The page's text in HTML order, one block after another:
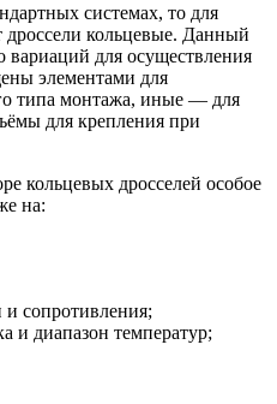
системах, то для
дроссели кольцевые. Данный
вариаций для осуществления
элементами для
типа монтажа, иные — для
для крепления при
кольцевых дросселей особое
на:
и сопротивления;
и диапазон температур;